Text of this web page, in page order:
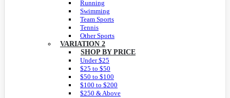
Running
Swimming
Team Sports
Tennis
Other Sports
VARIATION 2
SHOP BY PRICE
Under $25
$25 to $50
$50 to $100
$100 to $200
$250 & Above